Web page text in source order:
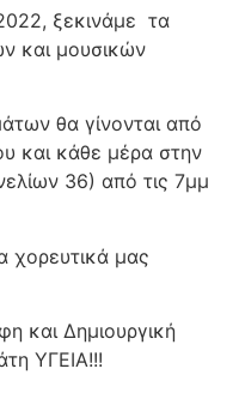
ξεκινάμε τα
και μουσικών
θα γίνονται από
και κάθε μέρα στην
36) από τις 7μμ
χορευτικά μας
και Δημιουργική
ΥΓΕΙΑ!!!